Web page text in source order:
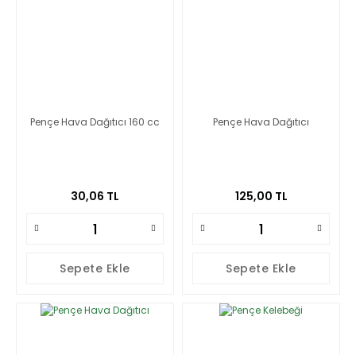
Pençe Hava Dağıtıcı 160 cc
30,06 TL
Sepete Ekle
Pençe Hava Dağıtıcı
125,00 TL
Sepete Ekle